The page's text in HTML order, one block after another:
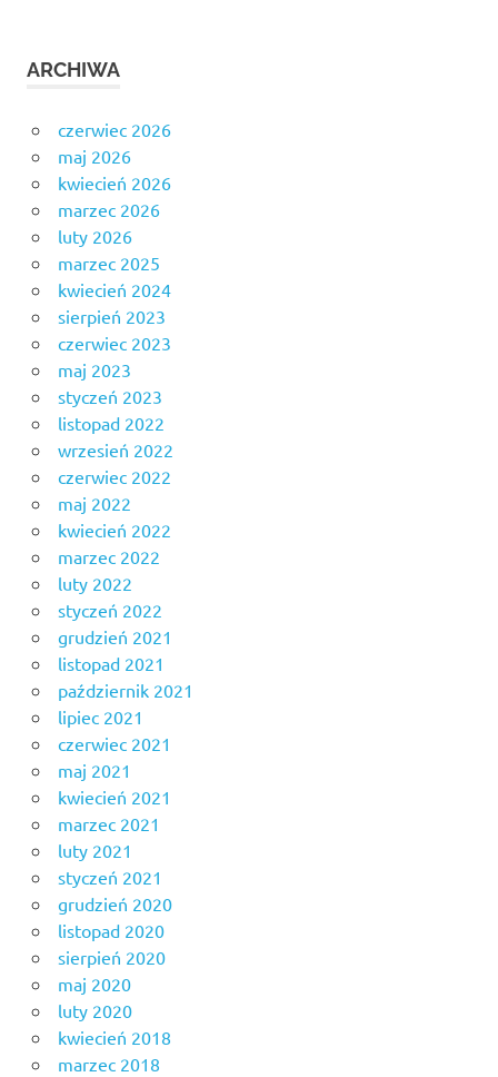
ARCHIWA
czerwiec 2026
maj 2026
kwiecień 2026
marzec 2026
luty 2026
marzec 2025
kwiecień 2024
sierpień 2023
czerwiec 2023
maj 2023
styczeń 2023
listopad 2022
wrzesień 2022
czerwiec 2022
maj 2022
kwiecień 2022
marzec 2022
luty 2022
styczeń 2022
grudzień 2021
listopad 2021
październik 2021
lipiec 2021
czerwiec 2021
maj 2021
kwiecień 2021
marzec 2021
luty 2021
styczeń 2021
grudzień 2020
listopad 2020
sierpień 2020
maj 2020
luty 2020
kwiecień 2018
marzec 2018